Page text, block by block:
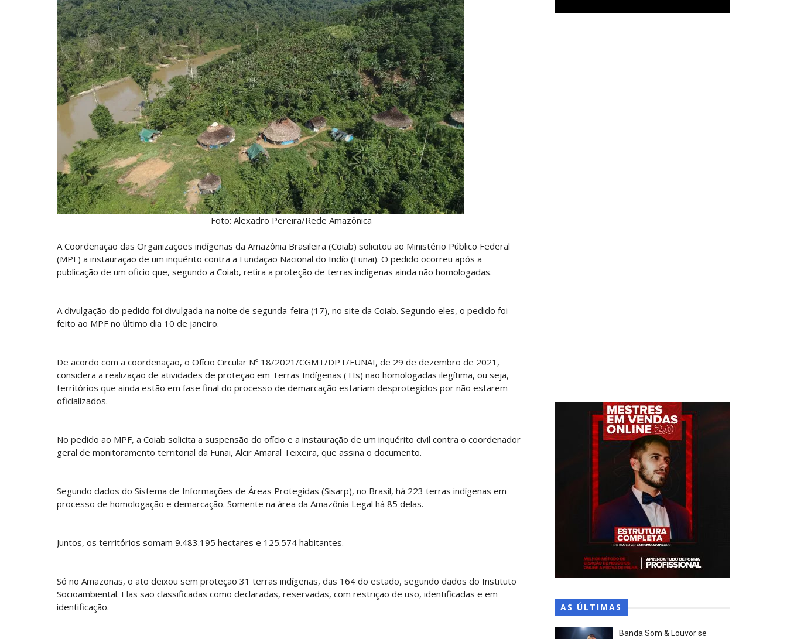
Foto: Alexadro Pereira/Rede Amazônica
A Coordenação das Organizações indígenas da Amazônia Brasileira (Coiab) solicitou ao Ministério Público Federal
(MPF) a instauração de um inquérito contra a Fundação Nacional do Indío (Funai). O pedido ocorreu após a
publicação de um oficio que, segundo a Coiab, retira a proteção de terras indígenas ainda não homologadas.
A divulgação do pedido foi divulgada na noite de segunda-feira (17), no site da Coiab. Segundo eles, o pedido foi
feito ao MPF no último dia 10 de janeiro.
De acordo com a coordenação, o Ofício Circular Nº 18/2021/CGMT/DPT/FUNAI, de 29 de dezembro de 2021,
considera a realização de atividades de proteção em Terras Indígenas (TIs) não homologadas ilegítima, ou seja,
territórios que ainda estão em fase final do processo de demarcação estariam desprotegidos por não estarem
oficializados.
No pedido ao MPF, a Coiab solicita a suspensão do ofício e a instauração de um inquérito civil contra o coordenador
geral de monitoramento territorial da Funai, Alcir Amaral Teixeira, que assina o documento.
Segundo dados do Sistema de Informações de Áreas Protegidas (Sisarp), no Brasil, há 223 terras indígenas em
processo de homologação e demarcação. Somente na área da Amazônia Legal há 85 delas.
Juntos, os territórios somam 9.483.195 hectares e 125.574 habitantes.
Só no Amazonas, o ato deixou sem proteção 31 terras indígenas, das 164 do estado, segundo dados do Instituto
Socioambiental. Elas são classificadas como declaradas, reservadas, com restrição de uso, identificadas e em
identificação.
AS ÚLTIMAS
Banda Som & Louvor se